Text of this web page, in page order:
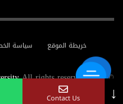
سياسة خريطة الموقع
© 2025
All rights reserved.
↓
Contact Us